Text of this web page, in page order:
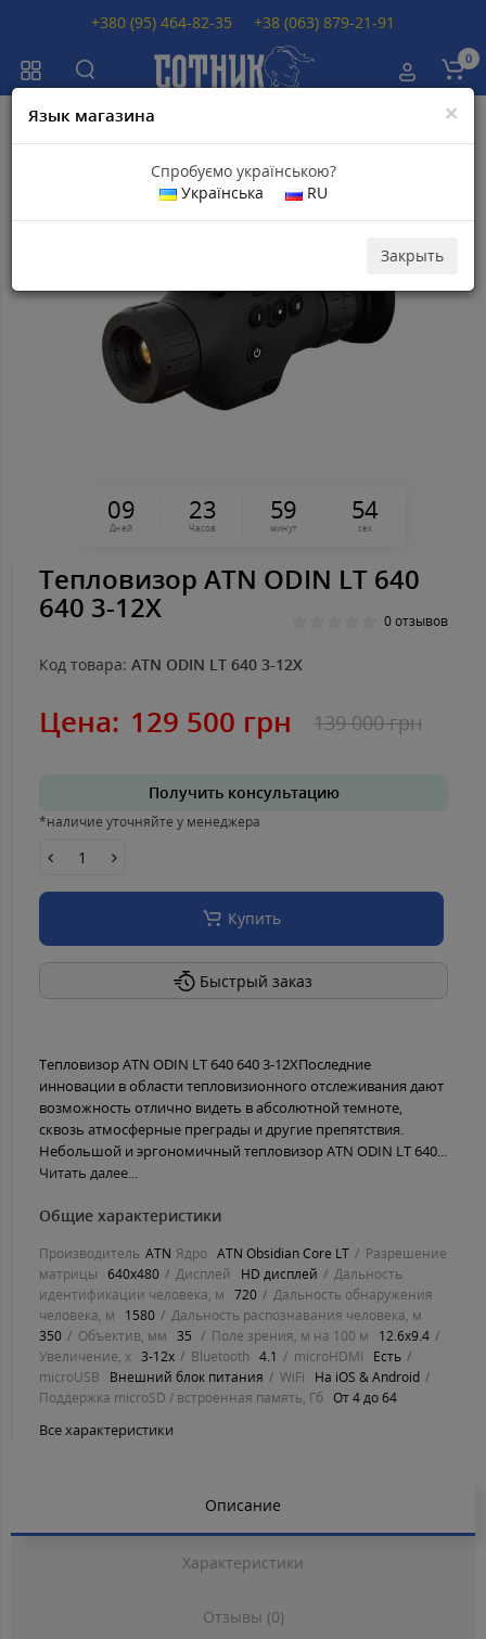
0
×
Язык магазина
Спробуємо українською?
Українська
RU
Закрыть
09
Дней
23
Часов
59
минут
54
сек
Тепловизор ATN ODIN LT 640
640 3-12X 0 отзывов
Код товара: ATN ODIN LT 640 3-12X
Цена: 129 500 грн 139 000 грн
Получить консультацию
*наличие уточняйте у менеджера
Купить
Быстрый заказ
Тепловизор ATN ODIN LT 640 640 3-12XПоследние
инновации в области тепловизионного отслеживания дают
возможность отлично видеть в абсолютной темноте,
сквозь атмосферные преграды и другие препятствия.
Небольшой и эргономичный тепловизор ATN ODIN LT 640...
Читать далее...
Общие характеристики
Производитель ATN Ядро ATN Obsidian Core LT
Разрешение
матрицы 640x480 Дисплей HD дисплей
Дальность
идентификации человека, м 720
Дальность обнаружения
человека, м
1580
Дальность распознавания человека, м
350
Объектив, мм 35 Поле зрения, м на 100 м
12.6x9.4
Увеличение, х 3-12x Bluetooth 4.1 microHDMI
Есть
microUSB
Внешний блок питания WiFi
На iOS & Android
Поддержка microSD / встроенная память, Гб От 4 до 64
Все характеристики
Описание
Характеристики
Отзывы (0)
+380 (95) 464-82-35 +38 (063) 879-21-91